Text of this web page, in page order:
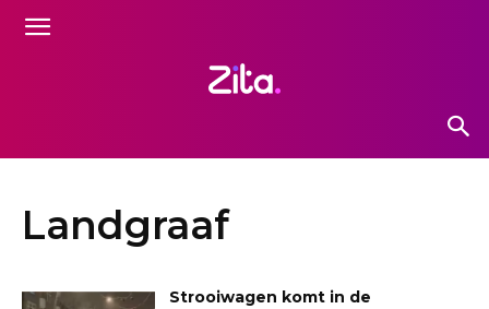
Landgraaf
Strooiwagen komt in de